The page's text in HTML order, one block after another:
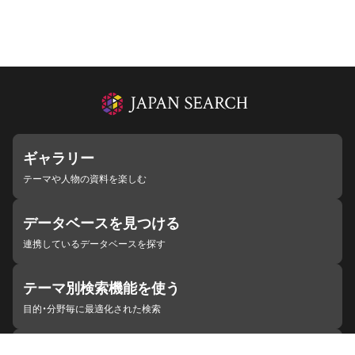
ギャラリー
テーマや人物の資料を楽しむ
データベースを見つける
連携しているデータベースを探す
テーマ別検索機能を使う
目的・分野毎に最適化された検索